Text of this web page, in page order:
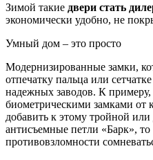
Зимой такие двери стать
экономически удобно, не
Умный дом – это просто
Модернизированные замки,
отпечатку пальца или
надежных заводов. К
биометрическими замками от
добавить к этому тройной
антисъемные петли «Барк»,
противовзломности